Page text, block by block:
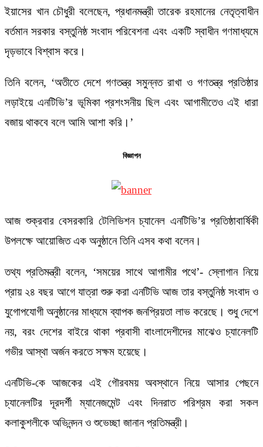
ইয়াসের খান চৌধুরী বলেছেন, প্রধানমন্ত্রী তারেক রহমানের নেতৃত্বাধীন
বর্তমান সরকার বস্তুনিষ্ঠ সংবাদ পরিবেশনা এবং একটি স্বাধীন গণমাধ্যমে
দৃড়ভাবে বিশ্বাস করে।
তিনি বলেন, ‘অতীতে দেশে গণতন্ত্র সমুন্নত রাখা ও গণতন্ত্র প্রতিষ্ঠার
লড়াইয়ে এনটিভি’র ভূমিকা প্রশংসনীয় ছিল এবং আগামীতেও এই ধারা
বজায় থাকবে বলে আমি আশা করি।’
বিজ্ঞাপন
আজ শুক্রবার বেসরকারি টেলিভিশন চ্যানেল এনটিভি’র প্রতিষ্ঠাবার্ষিকী
উপলক্ষে আয়োজিত এক অনুষ্ঠানে তিনি এসব কথা বলেন।
তথ্য প্রতিমন্ত্রী বলেন, ‘সময়ের সাথে আগামীর পথে’- স্লোগান নিয়ে
প্রায় ২৪ বছর আগে যাত্রা শুরু করা এনটিভি আজ তার বস্তুনিষ্ঠ সংবাদ ও
যুগোপযোগী অনুষ্ঠানের মাধ্যমে ব্যাপক জনপ্রিয়তা লাভ করেছে। শুধু দেশে
নয়, বরং দেশের বাইরে থাকা প্রবাসী বাংলাদেশীদের মাঝেও চ্যানেলটি
গভীর আস্থা অর্জন করতে সক্ষম হয়েছে।
এনটিভি-কে আজকের এই গৌরবময় অবস্থানে নিয়ে আসার পেছনে
চ্যানেলটির দূরদর্শী ম্যানেজমেন্ট এবং দিনরাত পরিশ্রম করা সকল
কলাকুশলীকে অভিনন্দন ও শুভেচ্ছা জানান প্রতিমন্ত্রী।